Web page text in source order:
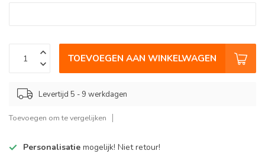
TOEVOEGEN AAN WINKELWAGEN
Levertijd 5 - 9 werkdagen
Toevoegen om te vergelijken
Personalisatie mogelijk! Niet retour!